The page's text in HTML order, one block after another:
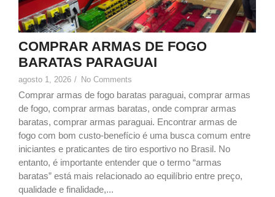
COMPRAR ARMAS DE FOGO
BARATAS PARAGUAI
agosto 1, 2026 / No Comments
Comprar armas de fogo baratas paraguai, comprar armas
de fogo, comprar armas baratas, onde comprar armas
baratas, comprar armas paraguai. Encontrar armas de
fogo com bom custo-benefício é uma busca comum entre
iniciantes e praticantes de tiro esportivo no Brasil. No
entanto, é importante entender que o termo “armas
baratas” está mais relacionado ao equilíbrio entre preço,
qualidade e finalidade,...